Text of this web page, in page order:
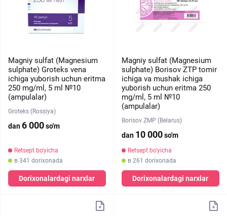
Magniy sulfat (Magnesium
sulphate) Groteks vena
ichiga yuborish uchun eritma
250 mg/ml, 5 ml №10
(ampulalar)
Groteks (Rossiya)
dan6 000so'm
Retsept bo'yicha
в 341 dorixonada
Dorixonalardagi narxlar
Magniy sulfat (Magnesium
sulphate) Borisov ZTP tomir
ichiga va mushak ichiga
yuborish uchun eritma 250
mg/ml, 5 ml №10
(ampulalar)
Borisov ZMP (Belarus)
dan 10 000so'm
Retsept bo'yicha
в 261 dorixonada
Dorixonalardagi narxlar